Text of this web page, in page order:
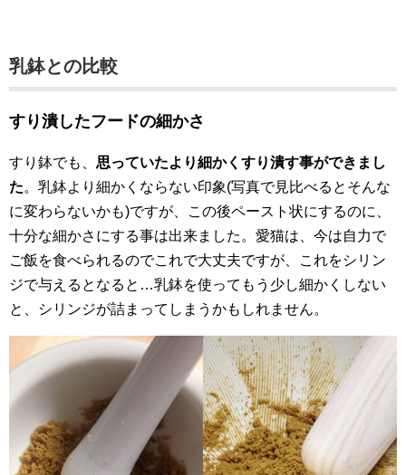
乳鉢との比較
すり潰したフードの細かさ
すり鉢でも、 思っていたより細かくすり潰す事ができまし
た。乳鉢より細かくならない印象(写真で見比べるとそんな
に変わらないかも)ですが、この後ペースト状にするのに、
十分な細かさにする事は出来ました。愛猫は、今は自力で
ご飯を食べられるのでこれで大丈夫ですが、これをシリン
ジで与えるとなると…乳鉢を使ってもう少し細かくしない
と、シリンジが詰まってしまうかもしれません。